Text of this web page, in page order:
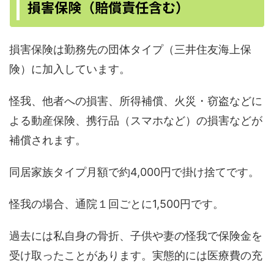
損害保険（賠償責任含む）
損害保険は勤務先の団体タイプ（三井住友海上保
険）に加入しています。
怪我、他者への損害、所得補償、火災・窃盗などに
よる動産保険、携行品（スマホなど）の損害などが
補償されます。
同居家族タイプ月額で約4,000円で掛け捨てです。
怪我の場合、通院１回ごとに1,500円です。
過去には私自身の骨折、子供や妻の怪我で保険金を
受け取ったことがあります。実態的には医療費の充